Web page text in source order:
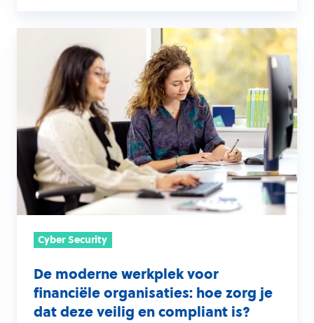
moderne
werkplek
financiële
organisaties:
hoe
zorg
je
dat
deze
veilig
compliant
Cyber Security
De moderne werkplek voor
financiële organisaties: hoe zorg je
dat deze veilig en compliant is?